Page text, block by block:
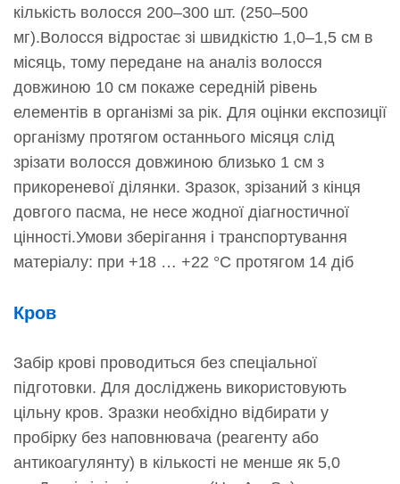
кількість волосся 200–300 шт. (250–500
мг).Волосся відростає зі швидкістю 1,0–1,5 см в
місяць, тому передане на аналіз волосся
довжиною 10 см покаже середній рівень
елементів в організмі за рік. Для оцінки експозиції
організму протягом останнього місяця слід
зрізати волосся довжиною близько 1 см з
прикореневої ділянки. Зразок, зрізаний з кінця
довгого пасма, не несе жодної діагностичної
цінності.Умови зберігання і транспортування
матеріалу: при +18 … +22 °C протягом 14 діб
Кров
Забір крові проводиться без спеціальної
підготовки. Для досліджень використовують
цільну кров. Зразки необхідно відбирати у
пробірку без наповнювача (реагенту або
антикоагулянту) в кількості не менше як 5,0